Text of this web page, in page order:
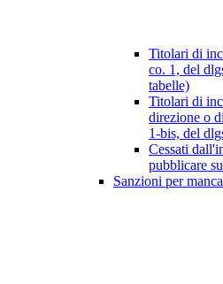
Titolari di
co. 1, del
tabelle)
Titolari di
direzione o
1-bis, del
Cessati
pubblicare
Sanzioni per